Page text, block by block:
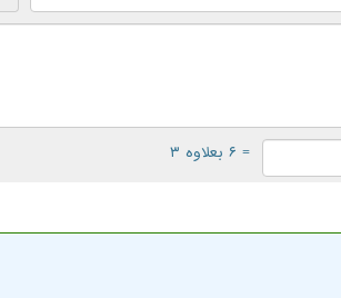
= ۶ بعلاوه ۳